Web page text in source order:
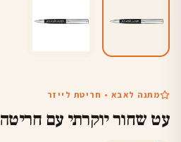
מתנה לאבא • חריטת לייזר
עט שחור יוקרתי עם חריטה